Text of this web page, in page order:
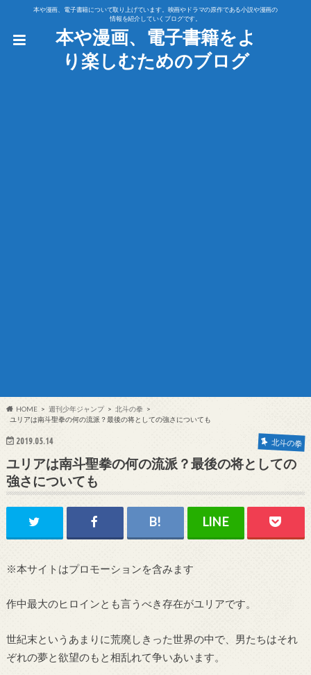
本や漫画、電子書籍について取り上げています。映画やドラマの原作である小説や漫画の
情報を紹介していくブログです。
本や漫画、電子書籍をよ
り楽しむためのブログ
HOME 週刊少年ジャンプ
北斗の拳
ユリアは南斗聖拳の何の流派？最後の将としての強さについても
2019.05.14 北斗の拳
ユリアは南斗聖拳の何の流派？最後の将としての
強さについても
※本サイトはプロモーションを含みます
作中最大のヒロインとも言うべき存在がユリアです。
世紀末というあまりに荒廃しきった世界の中で、男たちはそれ
ぞれの夢と欲望のもと相乱れて争いあいます。